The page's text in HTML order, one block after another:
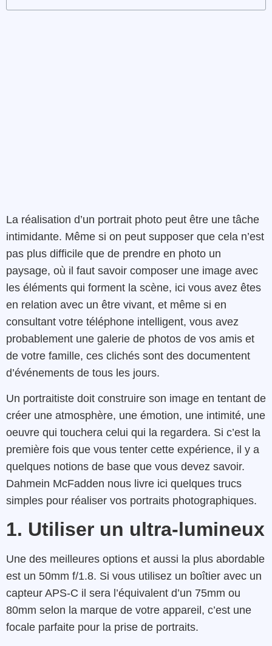
La réalisation d’un portrait photo peut être une tâche
intimidante. Même si on peut supposer que cela n’est
pas plus difficile que de prendre en photo un
paysage, où il faut savoir composer une image avec
les éléments qui forment la scène, ici vous avez êtes
en relation avec un être vivant, et même si en
consultant votre téléphone intelligent, vous avez
probablement une galerie de photos de vos amis et
de votre famille, ces clichés sont des documentent
d’événements de tous les jours.
Un portraitiste doit construire son image en tentant de
créer une atmosphère, une émotion, une intimité, une
oeuvre qui touchera celui qui la regardera. Si c’est la
première fois que vous tenter cette expérience, il y a
quelques notions de base que vous devez savoir.
Dahmein McFadden nous livre ici quelques trucs
simples pour réaliser vos portraits photographiques.
1. Utiliser un ultra-lumineux
Une des meilleures options et aussi la plus abordable
est un 50mm f/1.8. Si vous utilisez un boîtier avec un
capteur APS-C il sera l’équivalent d’un 75mm ou
80mm selon la marque de votre appareil, c’est une
focale parfaite pour la prise de portraits.